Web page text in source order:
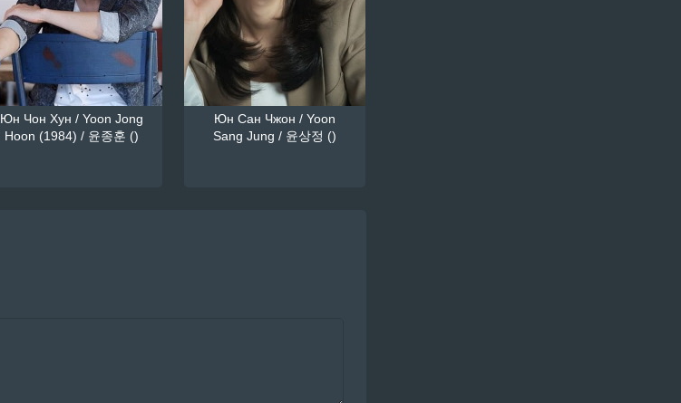
Юн Чон Хун / Yoon Jong
Hoon (1984) / 윤종훈 ()
Юн Сан Чжон / Yoon
Sang Jung / 윤상정 ()